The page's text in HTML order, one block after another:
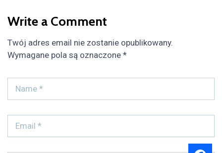
Write a Comment
Twój adres email nie zostanie opublikowany.
Wymagane pola są oznaczone *